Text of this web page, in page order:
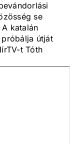
se
katalán
útját
t Tóth